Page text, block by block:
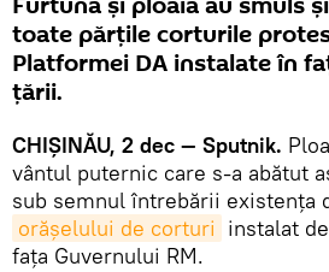
toate părțile corturile
Platformei DA instalate în
țării.
CHIȘINĂU, 2 dec — Sputnik.
vântul puternic care s-a abătut
sub semnul întrebării existența
orășelului de corturi instalat
fața Guvernului RM.